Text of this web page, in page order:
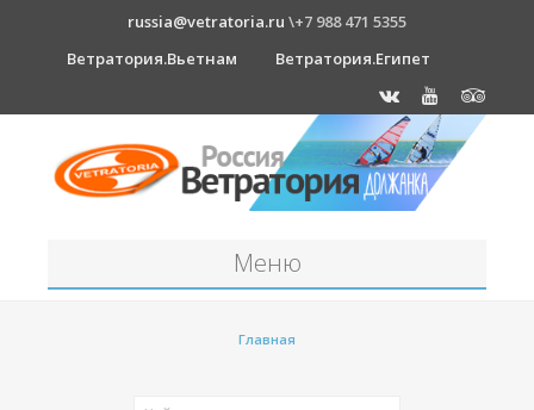
russia@vetratoria.ru \+7 988 471 5355
Ветратория.Вьетнам
Ветратория.Египет
Меню
Главная